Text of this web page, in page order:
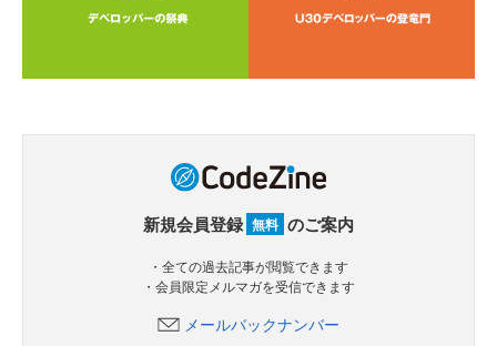
新規会員登録 無料 のご案内
・全ての過去記事が閲覧できます
・会員限定メルマガを受信できます
メールバックナンバー